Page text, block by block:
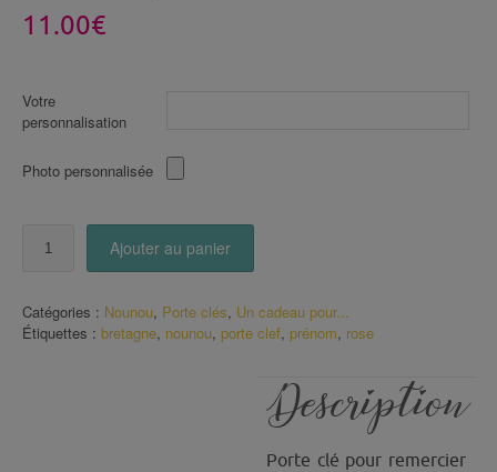
11.00€
Votre
personnalisation
Photo personnalisée
je
suis
Ajouter au panier
Catégories : Nounou, Porte clés, Un cadeau pour...
Étiquettes : bretagne, nounou, porte clef, prénom, rose
Description
Porte clé pour remercier